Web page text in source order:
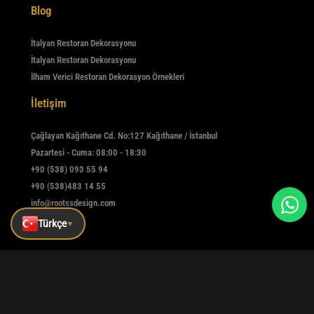
Türkçe▼
Blog
İtalyan Restoran Dekorasyonu
İtalyan Restoran Dekorasyonu
İlham Verici Restoran Dekorasyon Örnekleri
İletişim
Çağlayan Kağıthane Cd. No:127 Kağıthane / İstanbul
Pazartesi - Cuma: 08:00 - 18:30
+90 (538) 093 55 94
+90 (538)483 14 55
info@rootssdesign.com
E-Bülten